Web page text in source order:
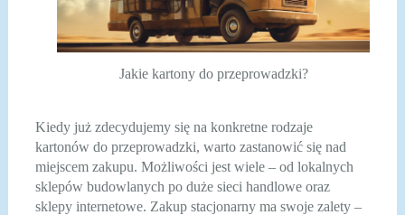
Jakie kartony do przeprowadzki?
Kiedy już zdecydujemy się na konkretne rodzaje
kartonów do przeprowadzki, warto zastanowić się nad
miejscem zakupu. Możliwości jest wiele – od lokalnych
sklepów budowlanych po duże sieci handlowe oraz
sklepy internetowe. Zakup stacjonarny ma swoje zalety –